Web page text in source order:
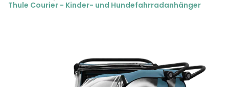
Thule Courier - Kinder- und Hundefahrradanhänger